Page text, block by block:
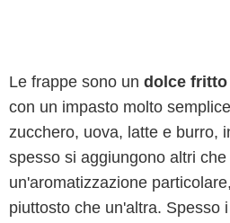
Le frappe sono un dolce fritto
con un impasto molto
zucchero, uova, latte e burro,
spesso si aggiungono altri
un'aromatizzazione
piuttosto che un'altra. Spesso